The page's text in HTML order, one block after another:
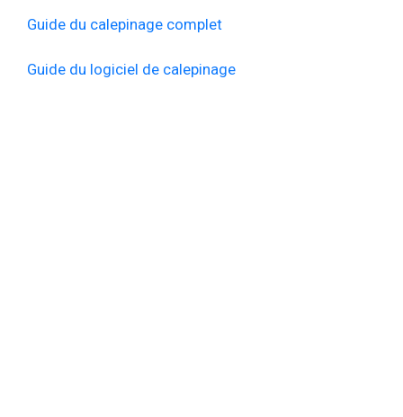
Guide du calepinage complet
Guide du logiciel de calepinage